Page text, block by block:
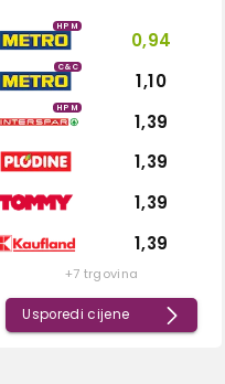
HPM
0,94
C&C
1,10
HPM
1,39
1,39
1,39
1,39
+7 trgovina
Usporedi cijene